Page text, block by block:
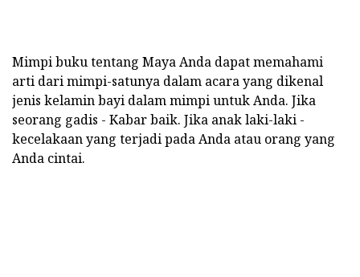
Mimpi buku tentang Maya Anda dapat memahami
arti dari mimpi-satunya dalam acara yang dikenal
jenis kelamin bayi dalam mimpi untuk Anda. Jika
seorang gadis - Kabar baik. Jika anak laki-laki -
kecelakaan yang terjadi pada Anda atau orang yang
Anda cintai.